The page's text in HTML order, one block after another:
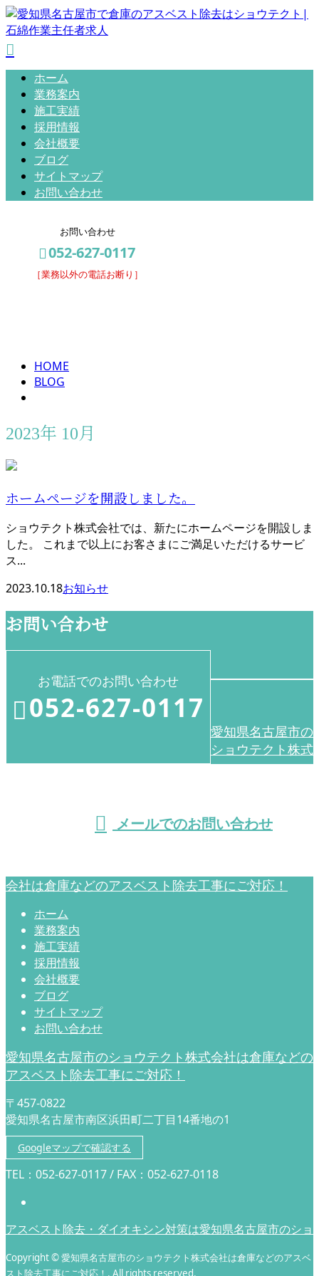
ホーム
業務案内
施工実績
採用情報
会社概要
ブログ
サイトマップ
お問い合わせ
お問い合わせ
052-627-0117
［業務以外の電話お断り］
HOME
BLOG
2023年 10月
ホームページを開設しました。
ショウテクト株式会社では、新たにホームページを開設しま
した。 これまで以上にお客さまにご満足いただけるサービ
ス...
2023.10.18お知らせ
お問い合わせ
お電話でのお問い合わせ
052-627-0117
メールでのお問い合わせ
愛知県名古屋市の
ショウテクト株式
会社は倉庫などのアスベスト除去工事にご対応！
ホーム
業務案内
施工実績
採用情報
会社概要
ブログ
サイトマップ
お問い合わせ
愛知県名古屋市のショウテクト株式会社は倉庫などの
アスベスト除去工事にご対応！
〒457-0822
愛知県名古屋市南区浜田町二丁目14番地の1
Googleマップで確認する
TEL：052-627-0117 / FAX：052-627-0118
アスベスト除去・ダイオキシン対策は愛知県名古屋市のシ
Copyright © 愛知県名古屋市のショウテクト株式会社は倉庫などのアスベ
スト除去工事にご対応！. All rights reserved.